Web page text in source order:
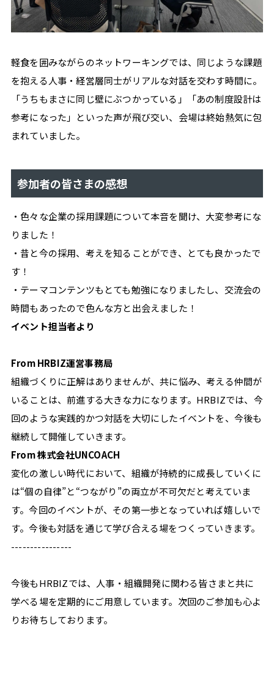
軽食を囲みながらのネットワーキングでは、同じような課題
を抱える人事・経営層同士がリアルな対話を交わす時間に。
「うちもまさに同じ壁にぶつかっている」「あの制度設計は
参考になった」といった声が飛び交い、会場は終始熱気に包
まれていました。
参加者の皆さまの感想
・色々な企業の採用課題について本音を聞け、大変参考にな
りました！
・昔と今の採用、考えを知ることができ、とても良かったで
す！
・テーマコンテンツもとても勉強になりましたし、交流会の
時間もあったので色んな方と出会えました！
イベント担当者より
From HRBIZ運営事務局
組織づくりに正解はありませんが、共に悩み、考える仲間が
いることは、前進する大きな力になります。HRBIZでは、今
回のような実践的かつ対話を大切にしたイベントを、今後も
継続して開催していきます。
From 株式会社UNCOACH
変化の激しい時代において、組織が持続的に成長していくに
は“個の自律”と“つながり”の両立が不可欠だと考えていま
す。今回のイベントが、その第一歩となっていれば嬉しいで
す。今後も対話を通じて学び合える場をつくっていきます。
----------------
今後もHRBIZでは、人事・組織開発に関わる皆さまと共に
学べる場を定期的にご用意しています。次回のご参加も心よ
りお待ちしております。